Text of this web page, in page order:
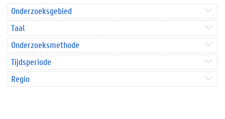
Onderzoeksgebied
Taal
Onderzoeksmethode
Tijdsperiode
Regio